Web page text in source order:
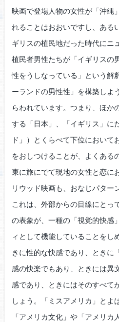
映画で登場人物の女性が「沖縄
れることはおおいですし、ある
ギリスの植民地だった時代にニ
植民者男性たちが「イギリスの
性をうしなっている」という解
ーランドの男性性」を構築しよ
らわれています。つまり、ほか
する「日本」、「イギリス」に
ド」）とくらべて下位において
をおしつけることが、よくある
東に旅にでて現地の女性と恋に
リウッド映画も、おなじパター
これは、外部からの目線にとっ
の表象が、一種の「視覚的快感
ィとして機能していることをし
きに性的な快感であり、ときに
感の快楽でもあり、ときには異
感であり、ときにはそのすべて
しょう。「ミスアメリカ」とよ
「アメリカ文化」や「アメリ